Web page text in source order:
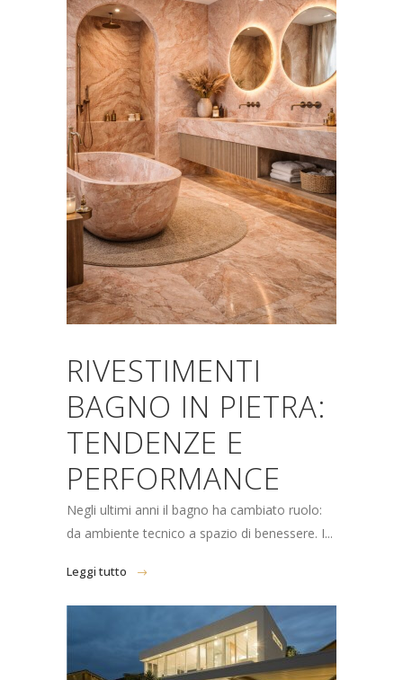
RIVESTIMENTI
BAGNO IN PIETRA:
TENDENZE E
PERFORMANCE
Negli ultimi anni il bagno ha cambiato ruolo:
da ambiente tecnico a spazio di benessere. I...
Leggi tutto